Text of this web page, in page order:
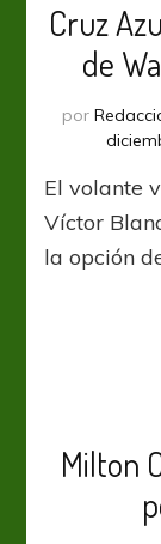
Cruz
de
por
El volante
Víctor
la opción
Milton